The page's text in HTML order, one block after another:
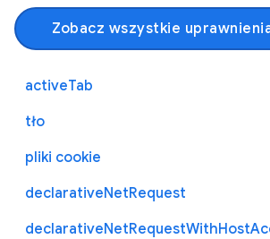
Zobacz wszystkie
activeTab
tło
pliki cookie
declarativeNetRequest